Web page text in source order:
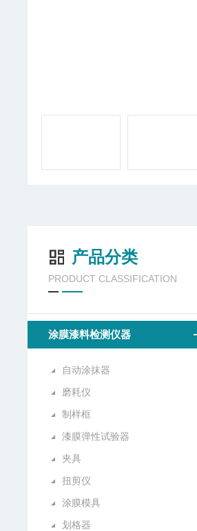
产品分类
PRODUCT CLASSIFICATION
涂膜漆料检测仪器
自动涂抹器
磨耗仪
制样框
漆膜弹性试验器
夹具
扭剪仪
涂膜模具
划格器